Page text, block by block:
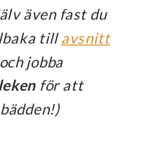
även fast du
tillavsnitt
jobba
för att